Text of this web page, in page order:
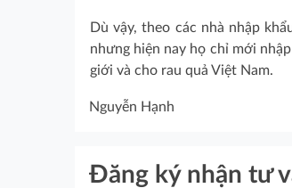
Dù vậy, theo các nhà nhập
nhưng hiện nay họ chỉ mới
giới và cho rau quả Việt Nam.
Nguyễn Hạnh
Đăng ký nhận tư